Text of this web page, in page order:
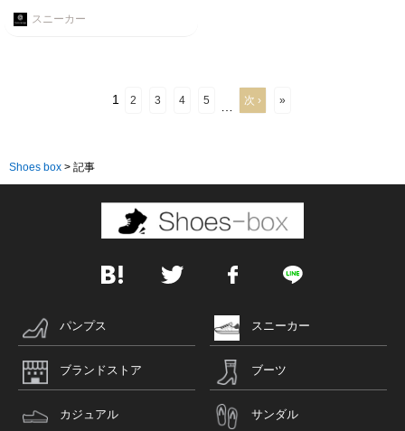
スニーカー
1 2 3 4 5 次 › »
Shoes box > 記事
パンプス スニーカー
ブランドストア ブーツ
カジュアル サンダル